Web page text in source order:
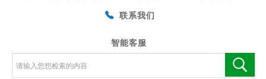
联系我们
智能客服